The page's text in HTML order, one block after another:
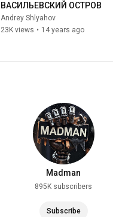
ВАСИЛЬЕВСКИЙ ОСТРОВ
Andrey Shlyahov
23K views • 14 years ago
Madman
895K subscribers
Subscribe